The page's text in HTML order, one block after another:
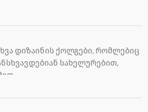
დიზაინის ქოლგები, რომლებიც
სახელურებით,
ქოლგებს, რომლებიც